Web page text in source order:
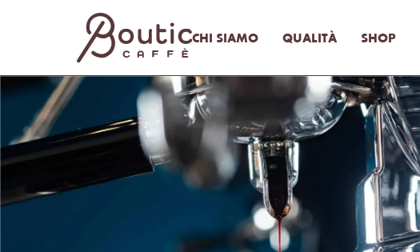
CHI SIAMO QUALITÀ SHOP